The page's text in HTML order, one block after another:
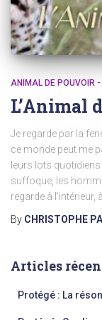
ANIMAL DE POUVOIR -
L’Animal
Je regarde par la
ce monde peut me
leurs lots
suffoque, les
regarde à
By CHRISTOPHE
Articles
Protégé : La